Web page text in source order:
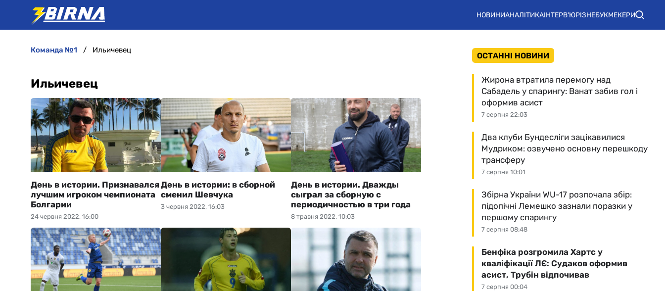
НОВИНИАНАЛІТИКАІНТЕРВ'ЮРІЗНЕБУКМЕКЕРИ
команда №1 Ильичевец
Ильичевец
24 червня 2022, 16:00
День в истории. Признавался
лучшим игроком чемпионата
Болгарии
3 червня 2022, 16:03
День в истории: в сборной
сменил Шевчука
8 травня 2022, 10:03
День в истории. Дважды
сыграл за сборную с
периодичностью в три года
ОСТАННІ НОВИНИ
7 серпня 22:03
Жирона втратила перемогу над
Сабадель у спарингу: Ванат забив гол і
оформив асист
7 серпня 10:01
Два клуби Бундесліги зацікавилися
Мудриком: озвучено основну перешкоду
трансферу
7 серпня 08:48
Збірна України WU-17 розпочала збір:
підопічні Лемешко зазнали поразки у
першому спарингу
7 серпня 00:04
Бенфіка розгромила Хартс у
кваліфікації ЛЄ: Судаков оформив
асист, Трубін відпочивав